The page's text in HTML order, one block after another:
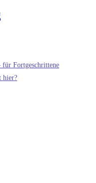
für Fortgeschrittene
hier?